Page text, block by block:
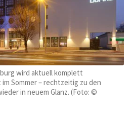
wird aktuell komplett
Sommer – rechtzeitig zu den
in neuem Glanz. (Foto: ©